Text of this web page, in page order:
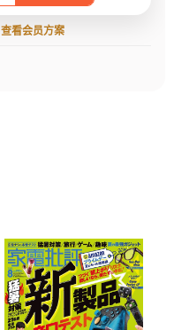
查看会员方案